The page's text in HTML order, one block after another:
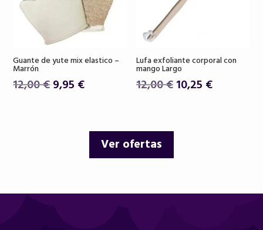
Guante de yute mix elastico –
Marrón
12,00€El
9,95 €El
es:
9,95 €.
Lufa exfoliante corporal con
mango Largo
12,00€El
10,25 €El
Ver ofertas